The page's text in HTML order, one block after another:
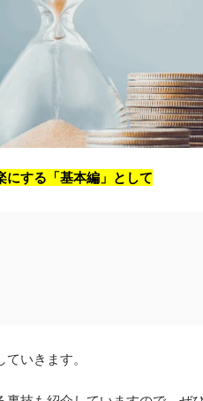
にする「基本編」として
いきます。